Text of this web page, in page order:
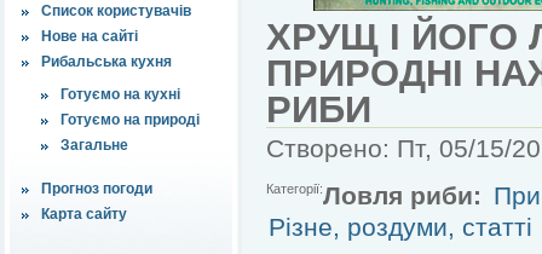
Список користувачів
Нове на сайті
Рибальська кухня
Готуємо на кухні
Готуємо на природі
Загальне
Прогноз погоди
Карта сайту
ХРУЩ І ЙОГО
ПРИРОДНІ
РИБИ
Створено: Пт, 05/15/
Категорії:Ловля риби:
Різне, роздуми, статті